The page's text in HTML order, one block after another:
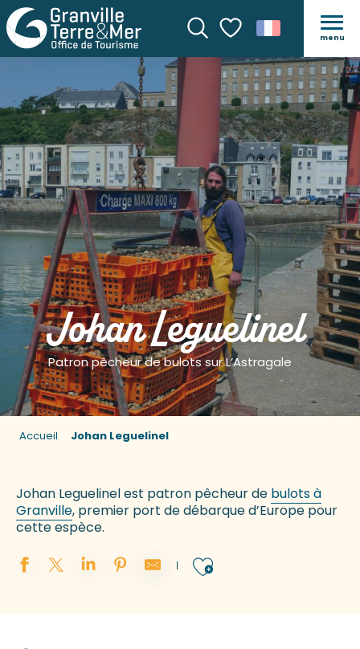
Recherche
Voir les favoris
menu
Johan Leguelinel
Patron pêcheur de bulots sur L’Astragale
Accueil Johan Leguelinel
Johan Leguelinel est patron pêcheur de bulots à
Granville, premier port de débarque d’Europe pour
cette espèce.
Ajouter aux